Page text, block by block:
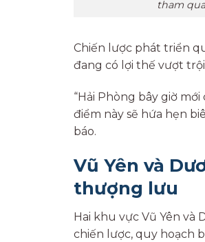
tham
Chiến lược phát triển
đang có lợi thế vượt trội
“Hải Phòng bây giờ
điểm này sẽ hứa hẹn
báo.
Vũ Yên và
thượng lưu
Hai khu vực Vũ Yên
chiến lược, quy hoạch